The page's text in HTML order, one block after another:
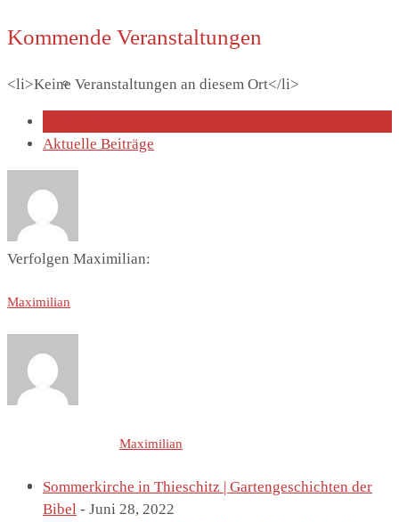
Lutherhaus
Predigten
St. Marien
Kommende Veranstaltungen
<li>Keine Veranstaltungen an diesem Ort</li>
Aktuelle Beiträge
Verfolgen Maximilian:
Maximilian
Maximilian
Sommerkirche in Thieschitz | Gartengeschichten der
Bibel - Juni 28, 2022